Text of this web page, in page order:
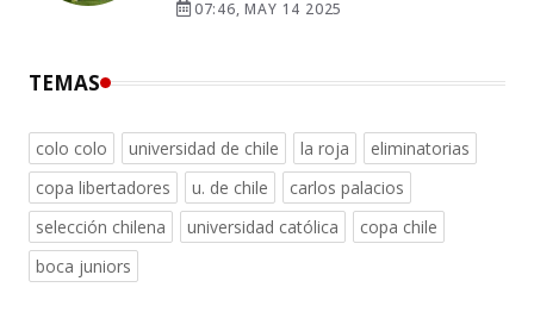
07:46, MAY 14 2025
TEMAS
colo colo universidad de chile la roja
eliminatorias
copa libertadores
u. de chile
carlos palacios
selección chilena
universidad católica
copa chile
boca juniors